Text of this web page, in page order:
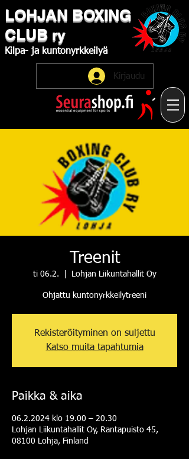
LOHJAN ​BOXING
CLUB ry
Kilpa- ja kuntonyrkkeilyä
Kirjaudu
Treenit
ti 06.2. Lohjan Liikuntahallit Oy
Ohjattu kuntonyrkkeilytreeni
Rekisteröityminen on suljettu
Katso muita tapahtumia
Paikka & aika
06.2.2024 klo 19.00 – 20.30
Lohjan Liikuntahallit Oy, Rantapuisto 45,
08100 Lohja, Finland